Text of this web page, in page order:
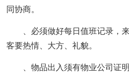
同协商。
、必须做好每日值班记录，
客要热情、大方、礼貌。
、物品出入须有物业公司证